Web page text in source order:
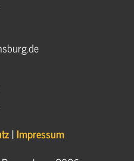
|Impressum